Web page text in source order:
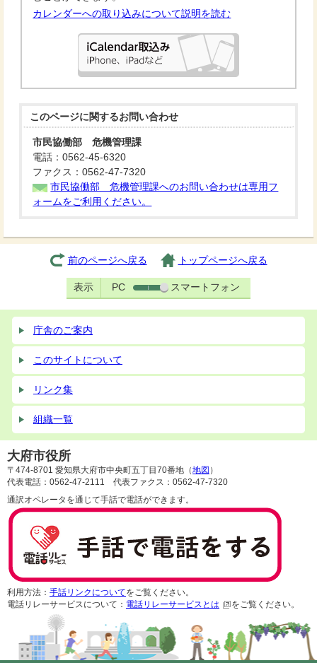
カレンダーへの取り込みについて説明を読む
このページに関するお問い合わせ
市民協働部 危機管理課
電話：0562-45-6320
ファクス：0562-47-7320
市民協働部 危機管理課へのお問い合わせは専用フ
ォームをご利用ください。
前のページへ戻る トップページへ戻る
表示 PC スマートフォン
庁舎のご案内
このサイトについて
リンク集
組織一覧
大府市役所
〒474-8701 愛知県大府市中央町五丁目70番地（地図 ）
代表電話：0562-47-2111 代表ファクス：0562-47-7320
通訳オペレータを通じて手話で電話ができます。
利用方法： 手話リンクについてをご覧ください。
電話リレーサービスについて： 電話リレーサービスとは をご覧ください。